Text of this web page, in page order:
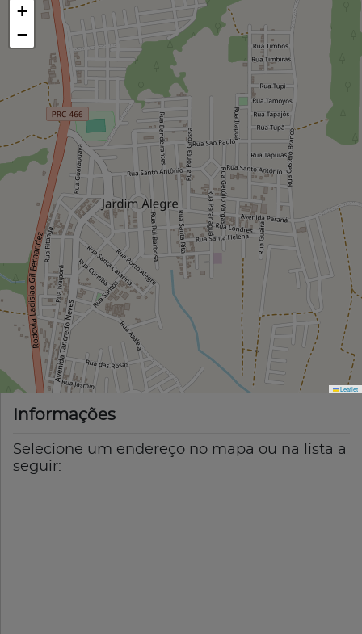
+
−
Leaflet
Informações
Selecione um endereço no mapa ou na lista a
seguir: